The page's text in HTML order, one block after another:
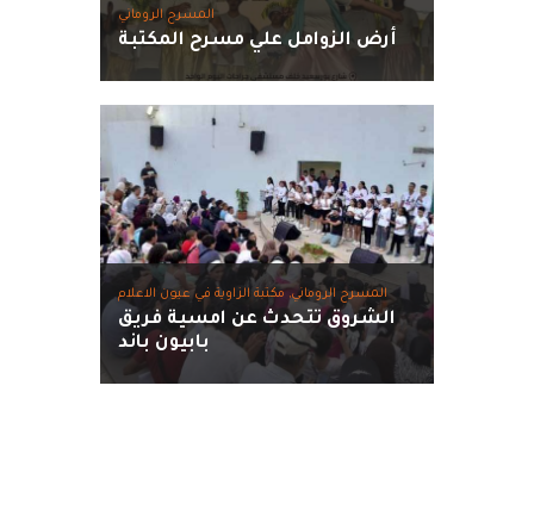
المسرح الروماني
أرض الزوامل علي مسرح المكتبة
المسرح الروماني, مكتبة الزاوية في عيون الاعلام
الشروق تتحدث عن امسية فريق
بابيون باند